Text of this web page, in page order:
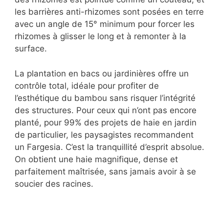
les barrières anti-rhizomes sont posées en terre
avec un angle de 15° minimum pour forcer les
rhizomes à glisser le long et à remonter à la
surface.
La plantation en bacs ou jardinières offre un
contrôle total, idéale pour profiter de
l’esthétique du bambou sans risquer l’intégrité
des structures. Pour ceux qui n’ont pas encore
planté, pour 99% des projets de haie en jardin
de particulier, les paysagistes recommandent
un Fargesia. C’est la tranquillité d’esprit absolue.
On obtient une haie magnifique, dense et
parfaitement maîtrisée, sans jamais avoir à se
soucier des racines.